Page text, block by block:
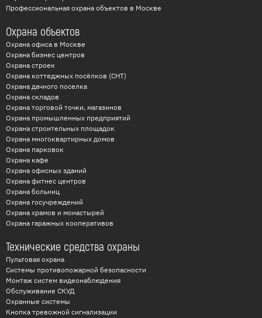
Профессиональная охрана объектов в Москве
Охрана объектов
Охрана офиса в Москве
Охрана бизнес центров
Охрана строек
Охрана коттеджных посёлков (СНТ)
Охрана дачного поселка
Охрана складов
Охрана торговой точки, магазинов
Охрана промышленных предприятий
Охрана строительных площадок
Охрана многоквартирных домов
Охрана парковок
Охрана кафе
Охрана офисных зданий
Охрана фитнес центров
Охрана больниц
Охрана госучреждений
Охрана храмов и монастырей
Охрана гаражных кооперативов
Технические средства охраны
Пультовая охрана
Системы противопожарной безопасности
Монтаж систем видеонаблюдения
Обслуживание СКУД
Охранные системы
Кнопка тревожной сигнализации